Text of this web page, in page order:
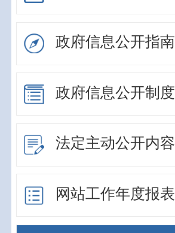
政府信息公开指南
政府信息公开制度
法定主动公开内容
网站工作年度报表